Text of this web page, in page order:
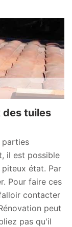
tuiles
parties
il est possible
état. Par
Pour faire ces
contacter
peut
pas qu'il